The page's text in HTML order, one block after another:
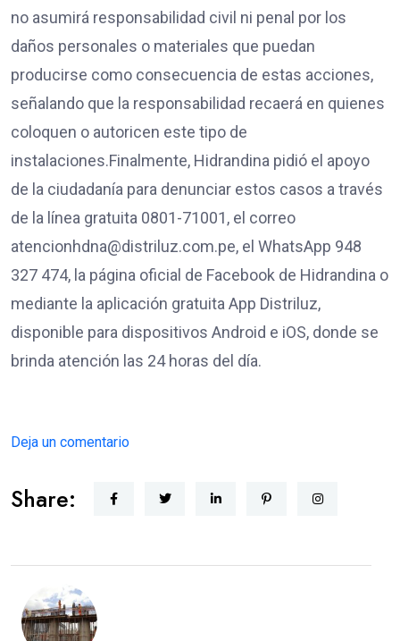
no asumirá responsabilidad civil ni penal por los
daños personales o materiales que puedan
producirse como consecuencia de estas acciones,
señalando que la responsabilidad recaerá en quienes
coloquen o autoricen este tipo de
instalaciones.Finalmente, Hidrandina pidió el apoyo
de la ciudadanía para denunciar estos casos a través
de la línea gratuita 0801-71001, el correo
atencionhdna@distriluz.com.pe, el WhatsApp 948
327 474, la página oficial de Facebook de Hidrandina o
mediante la aplicación gratuita App Distriluz,
disponible para dispositivos Android e iOS, donde se
brinda atención las 24 horas del día.
Deja un comentario
Share: